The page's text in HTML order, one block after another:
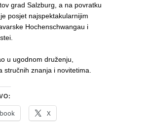
grad Salzburg, a na povratku
posjet najspektakularnijim
Hochenschwangau i
u ugodnom druženju,
stručnih znanja i novitetima.
X